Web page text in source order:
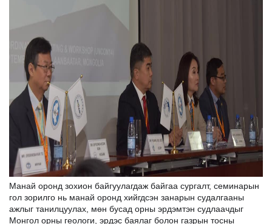
Манай оронд зохион байгуулагдаж байгаа сургалт, семинарын
гол зорилго нь манай оронд хийгдсэн занарын судалгааны
ажлыг танилцуулах, мөн бусад орны эрдэмтэн судлаачдыг
Монгол орны геологи, эрдэс баялаг болон газрын тосны